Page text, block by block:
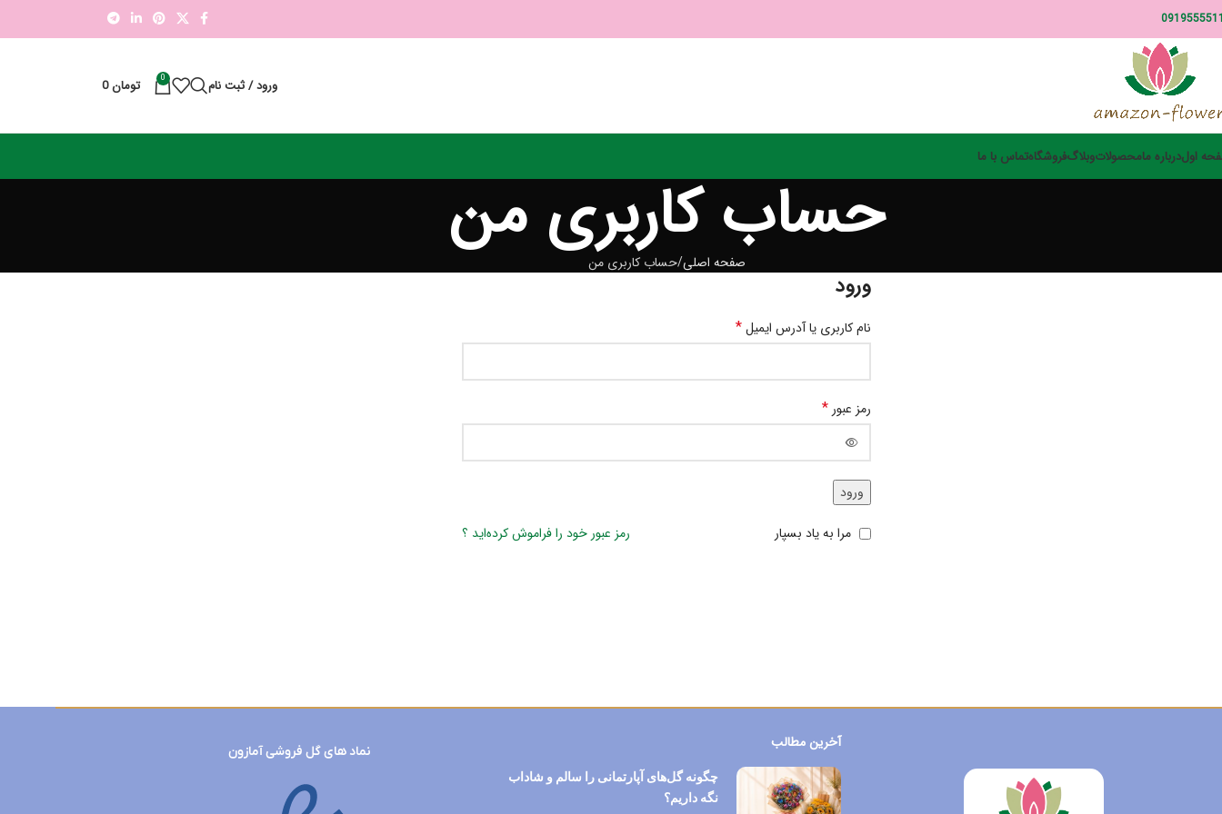
ورود / ثبت نام 0 تومان0
اولدرباره مامحصولاتوبلاگفروشگاهتماس با ما
حساب کاربری من
صفحه اصلی حساب کاربری من
ورود
نام کاربری یا آدرس ایمیل*
رمز عبور *
ورود
رمز عبور خود را فراموش کرده‌اید ؟ مرا به یاد بسپار
آخرین مطالب
چگونه گل‌های آپارتمانی را سالم و شاداب
نگه داریم؟
نماد های گل فروشی آمازون